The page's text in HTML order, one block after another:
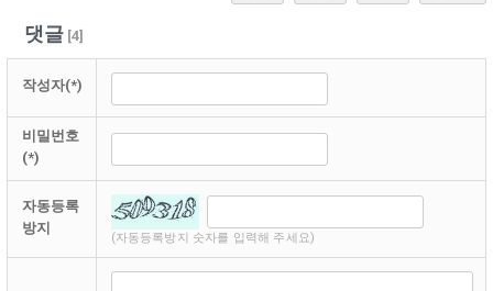
댓글[4]
작성자(*)
비밀번호
(*)
자동등록
방지
(자동등록방지 숫자를 입력해 주세요)